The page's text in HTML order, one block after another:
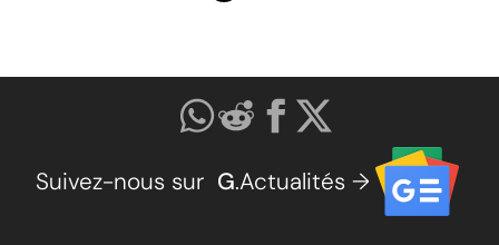
Suivez-nous sur G.Actualités →